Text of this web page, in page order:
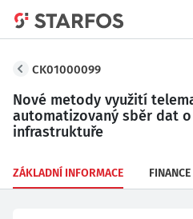
CK01000099
Nové metody využití
automatizovaný sběr dat
infrastruktuře
ZÁKLADNÍ INFORMACE FINANCE